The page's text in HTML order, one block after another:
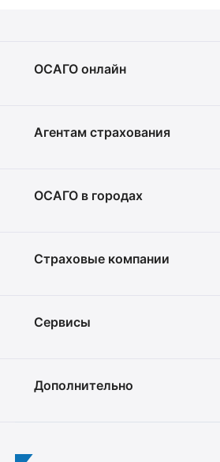
ОСАГО онлайн
Агентам страхования
ОСАГО в городах
Страховые компании
Сервисы
Дополнительно